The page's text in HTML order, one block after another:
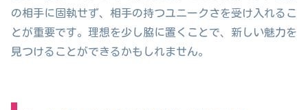
の相手に固執せず、相手の持つユニークさを受け入れるこ
とが重要です。理想を少し脇に置くことで、新しい魅力を
見つけることができるかもしれません。